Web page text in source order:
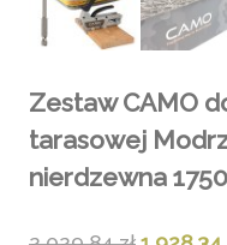
Zestaw CAMO
tarasowej
nierdzewna 1750